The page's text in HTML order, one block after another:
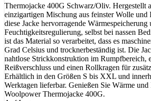
Thermojacke 400G Schwarz/Oliv. Hergestellt
einzigartigen Mischung aus feinster Wolle und
diese Jacke hervorragende Wärmespeicherung
Feuchtigkeitsregulierung, selbst bei nassen
ist das Material so verarbeitet, dass es
Grad Celsius und trocknerbeständig ist. Die
nahtlose Strickkonstruktion im Rumpfbereich,
Reißverschluss und einen Rollkragen für
Erhältlich in den Größen S bis XXL und
Werktagen lieferbar. Genießen Sie Wärme
Woolpower Thermojacke 400G.